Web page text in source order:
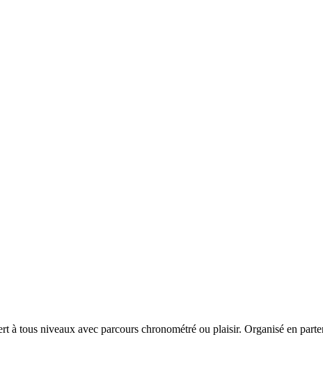
tous niveaux avec parcours chronométré ou plaisir. Organisé en